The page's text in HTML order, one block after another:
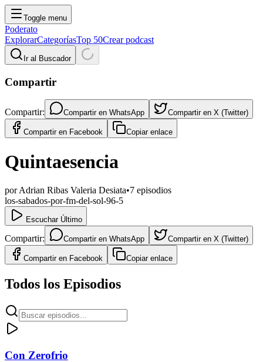
Toggle menu
Poderato
ExplorarCategoríasTop 50Crear podcast
Ir al Buscador
Compartir
Compartir: Compartir en WhatsApp Compartir en X (Twitter)
Compartir en Facebook Copiar enlace
Quintaesencia
porAdrian Ribas Valeria Desiata•7 episodios
los-sabados-por-fm-del-sol-96-5
Escuchar Último
Compartir: Compartir en WhatsApp Compartir en X (Twitter)
Compartir en Facebook Copiar enlace
Todos los Episodios
Con Zerofrio